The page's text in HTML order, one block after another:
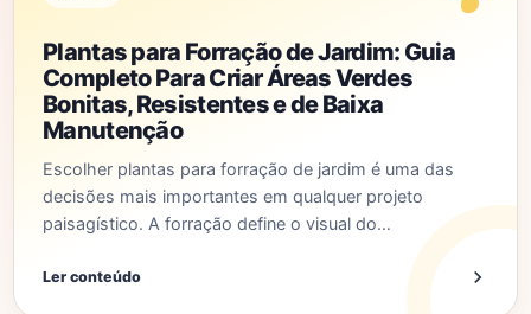
Plantas para Forração de Jardim: Guia
Completo Para Criar Áreas Verdes
Bonitas, Resistentes e de Baixa
Manutenção
Escolher plantas para forração de jardim é uma das
decisões mais importantes em qualquer projeto
paisagístico. A forração define o visual do…
Ler conteúdo